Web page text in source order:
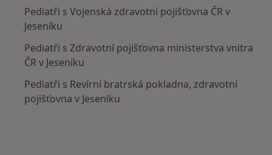
Pediatři s Vojenská zdravotní pojišťovna ČR v
Jeseníku
Pediatři s Zdravotní pojišťovna ministerstva vnitra
ČR v Jeseníku
Pediatři s Revírní bratrská pokladna, zdravotní
pojišťovna v Jeseníku